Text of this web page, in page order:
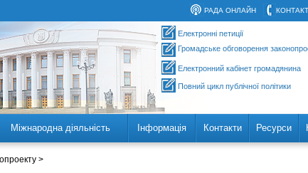
РАДА ОНЛАЙН
Електронні петиції
Громадське обговорення
Електронний кабінет громадянина
Повний цикл публічної політики
Міжнародна діяльність Інформація Контакти Ресурси
>